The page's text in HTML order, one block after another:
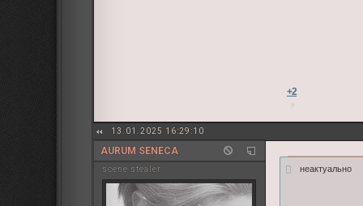
+2
13.01.2025 16:29:10
AURUM SENECA
sсene stealer неактуально